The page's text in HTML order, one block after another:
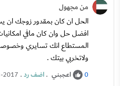
من مجهول
الحل ان كان بمقدور زوجك ان
افضل حل وان كان مافي
المستطاع انك تسايري
ولاتخربي بيتك .
0 اعجبني .اضف رد.
2017